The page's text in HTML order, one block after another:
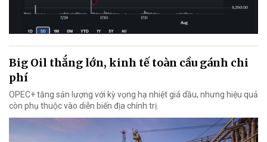
Big Oil thắng lớn, kinh tế toàn cầu gánh chi
phí
OPEC+ tăng sản lượng với kỳ vọng hạ nhiệt giá dầu, nhưng hiệu quả
còn phụ thuộc vào diễn biến địa chính trị.